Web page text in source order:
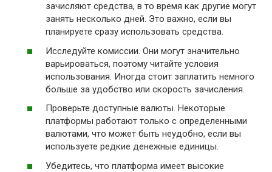
зачисляют средства, в то время как другие могут
занять несколько дней. Это важно, если вы
планируете сразу использовать средства.
Исследуйте комиссии. Они могут значительно
варьироваться, поэтому читайте условия
использования. Иногда стоит заплатить немного
больше за удобство или скорость зачисления.
Проверьте доступные валюты. Некоторые
платформы работают только с определенными
валютами, что может быть неудобно, если вы
используете редкие денежные единицы.
Убедитесь, что платформа имеет высокие